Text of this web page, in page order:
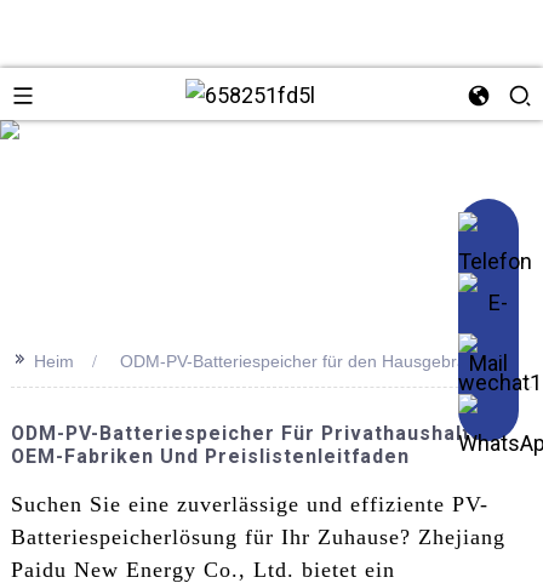
>> Heim ODM-PV-Batteriespeicher für den Hausgebrauch
ODM-PV-Batteriespeicher Für Privathaushalte:
OEM-Fabriken Und Preislistenleitfaden
Suchen Sie eine zuverlässige und effiziente PV-
Batteriespeicherlösung für Ihr Zuhause? Zhejiang
Paidu New Energy Co., Ltd. bietet ein